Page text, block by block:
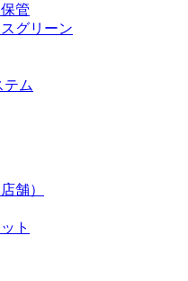
管
グリーン
テム
舗）
ト